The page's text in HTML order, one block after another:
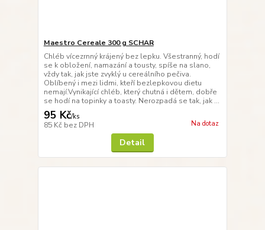
Maestro Cereale 300 g SCHAR
Chléb vícezrnný krájený bez lepku. Všestranný, hodí
se k obložení, namazání a tousty, spíše na slano,
vždy tak, jak jste zvyklý u cereálního pečiva.
Oblíbený i mezi lidmi, kteří bezlepkovou dietu
nemají.Vynikající chléb, který chutná i dětem, dobře
se hodí na topinky a toasty. Nerozpadá se tak, jak ...
95 Kč/ks
85 Kč bez DPH Na dotaz
Detail